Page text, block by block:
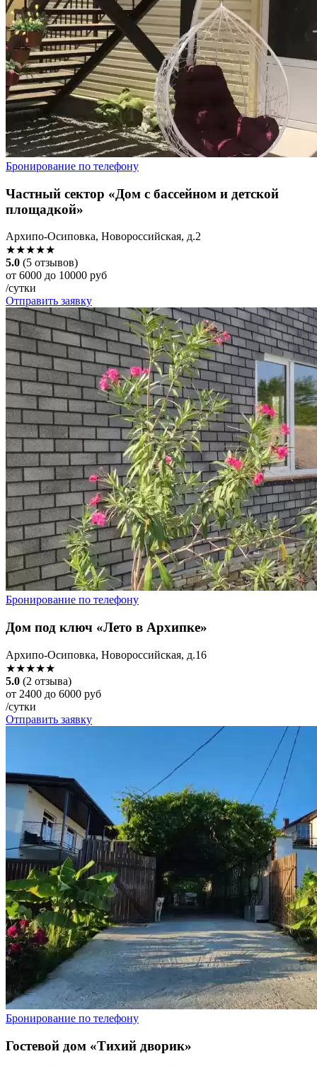
Бронирование по телефону
Частный сектор «Дом с бассейном и детской
площадкой»
Архипо-Осиповка, Новороссийская, д.2
★★★★★
5.0 (5 отзывов)
от 6000 до 10000 руб
/сутки
Отправить заявку
Бронирование по телефону
Дом под ключ «Лето в Архипке»
Архипо-Осиповка, Новороссийская, д.16
★★★★★
5.0 (2 отзыва)
от 2400 до 6000 руб
/сутки
Отправить заявку
Бронирование по телефону
Гостевой дом «Тихий дворик»